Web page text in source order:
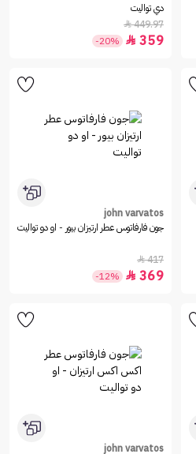
دي تواليت
449.97

359

-20%
john varvatos
جون فارفاتوس عطر ارتيزان بيور - او دو تواليت
417

369

-12%
john varvatos